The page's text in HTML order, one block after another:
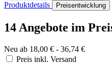
Produktdetails Preisentwicklung
14 Angebote im
Neu ab 18,00 € - 36,74 €
Preis inkl. Versand